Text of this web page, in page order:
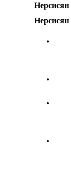
Нерсисян
Нерсисян